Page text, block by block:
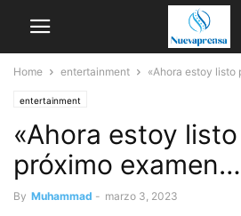
Home entertainment «Ahora estoy listo
entertainment
«Ahora estoy
próximo
By Muhammad - marzo 3, 2023